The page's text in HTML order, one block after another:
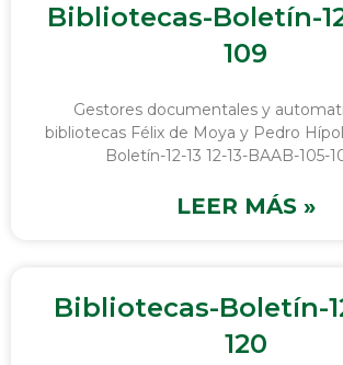
Bibliotecas-Boletín-
109
Gestores documentales y
bibliotecas Félix de Moya y Pedro
Boletín-12-13 12-13-BAAB-105-
LEER MÁS »
Bibliotecas-Boletín-
120